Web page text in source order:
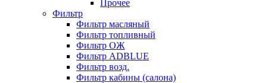
Прочее
Фильтр
Фильтр масляный
Фильтр топливный
Фильтр ОЖ
Фильтр ADBLUE
Фильтр возд.
Фильтр кабины (салона)